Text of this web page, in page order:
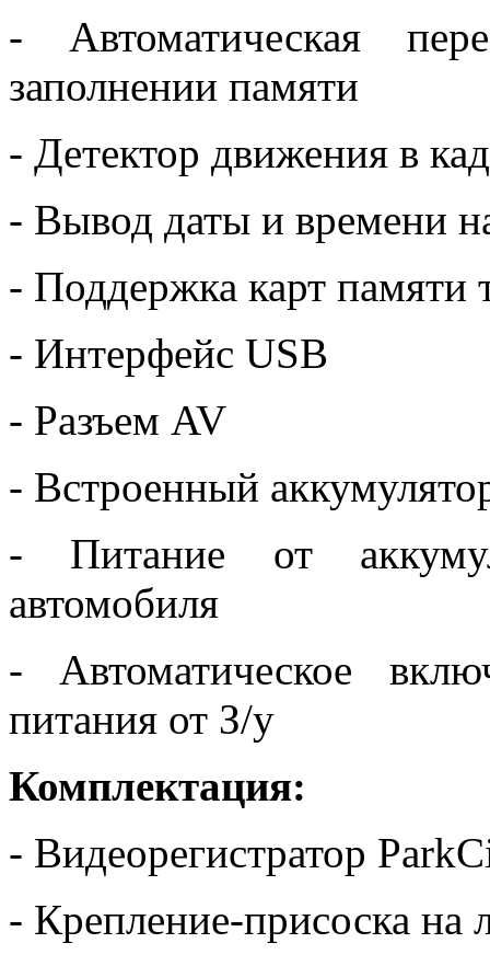
- Автоматическая
заполнении памяти
- Детектор движения в
- Вывод даты и времени
- Поддержка карт
- Интерфейс USB
- Разъем AV
- Встроенный
- Питание от
автомобиля
- Автоматическое
питания от З/у
Комплектация:
- Видеорегистратор
- Крепление-присоска на